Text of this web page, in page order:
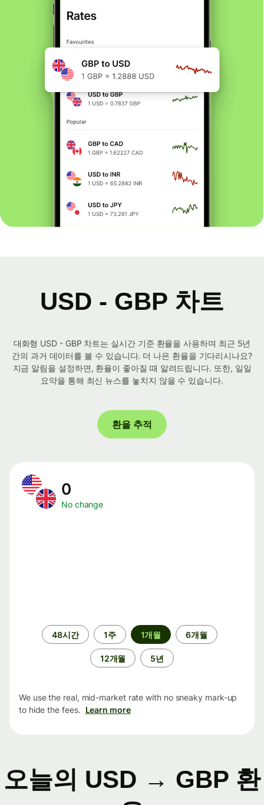
USD - GBP 차트
대화형 USD - GBP 차트는 실시간 기준 환율을 사용하며 최근 5년
간의 과거 데이터를 볼 수 있습니다. 더 나은 환율을 기다리시나요?
지금 알림을 설정하면, 환율이 좋아질 때 알려드립니다. 또한, 일일
요약을 통해 최신 뉴스를 놓치지 않을 수 있습니다.
환율 추적
0
No change
48시간 1주 1개월 6개월
12개월 5년
We use the real, mid-market rate with no sneaky mark-up
to hide the fees. Learn more
오늘의 USD → GBP 환